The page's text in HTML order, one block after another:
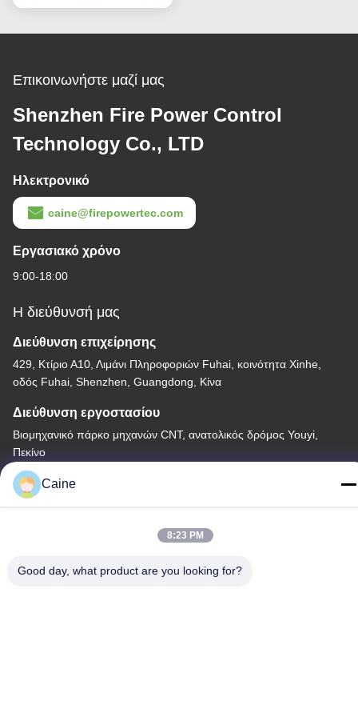
Επικοινωνήστε μαζί μας
Shenzhen Fire Power Control
Technology Co., LTD
Ηλεκτρονικό
caine@firepowertec.com
Εργασιακό χρόνο
9:00-18:00
Η διεύθυνσή μας
Διεύθυνση επιχείρησης
429, Κτίριο Α10, Λιμάνι Πληροφοριών Fuhai, κοινότητα Xinhe,
οδός Fuhai, Shenzhen, Guangdong, Κίνα
Διεύθυνση εργοστασίου
Βιομηχανικό πάρκο μηχανών CNT, ανατολικός δρόμος Youyi,
Πεκίνο
Τηλεφώνημα
86-755-23097872
Caine
8:23 PM
Good day, what product are you looking for?